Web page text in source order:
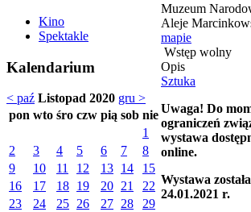
Kino
Spektakle
Kalendarium
< paź Listopad 2020 gru >
pon wto śro czw pią sob nie
1
2
3 4 5 6 7
8
9
10 11 12 13 14
15
16
17 18 19 20 21
22
23
24 25 26 27 28
29
Muzeum
Aleje
mapie
Wstęp wolny
Opis
Sztuka
Uwaga! Do
ograniczeń
wystawa
online.
Wystawa
24.01.2021 r.